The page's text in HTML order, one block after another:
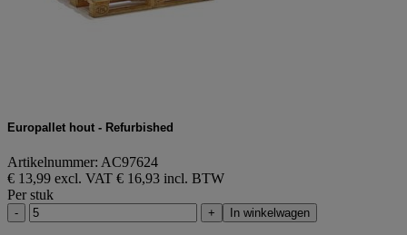
Europallet hout - Refurbished
Artikelnummer: AC97624
€ 13,99 excl. VAT € 16,93 incl. BTW
Per stuk
- + In winkelwagen